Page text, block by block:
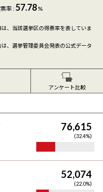
率 :57.78 %
、当該選挙区の得票率を表していま
、選挙管理委員会発表の公式データ
アンケート比較
76,615
(32.4%)
52,074
(22.0%)